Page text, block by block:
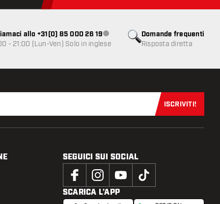
Domande frequenti
Risposta diretta
allo +31(0) 85 000 26 19Servizio clienti non disponibile
- 21:00 (Lun-Ven) Solo in inglese
Iscriviti
ISCRIVITI!
SEGUICI SUI SOCIAL
SCARICA L’APP